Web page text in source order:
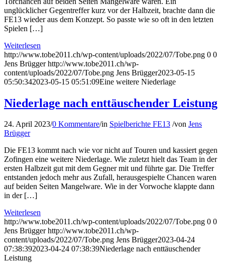
unglücklicher Gegentreffer kurz vor der Halbzeit, brachte dann die
FE13 wieder aus dem Konzept. So passte wie so oft in den letzten
Spielen […]
Weiterlesen
http://www.tobe2011.ch/wp-content/uploads/2022/07/Tobe.png 0 0
Jens Brügger http://www.tobe2011.ch/wp-
content/uploads/2022/07/Tobe.png Jens Brügger2023-05-15
05:50:342023-05-15 05:51:09Eine weitere Niederlage
Niederlage nach enttäuschender Leistung
24. April 2023/0 Kommentare/in Spielberichte FE13 /von Jens
Brügger
Die FE13 kommt nach wie vor nicht auf Touren und kassiert gegen
Zofingen eine weitere Niederlage. Wie zuletzt hielt das Team in der
ersten Halbzeit gut mit dem Gegner mit und führte gar. Die Treffer
entstanden jedoch mehr aus Zufall, herausgespielte Chancen waren
auf beiden Seiten Mangelware. Wie in der Vorwoche klappte dann
in der […]
Weiterlesen
http://www.tobe2011.ch/wp-content/uploads/2022/07/Tobe.png 0 0
Jens Brügger http://www.tobe2011.ch/wp-
content/uploads/2022/07/Tobe.png Jens Brügger2023-04-24
07:38:392023-04-24 07:38:39Niederlage nach enttäuschender
Leistung